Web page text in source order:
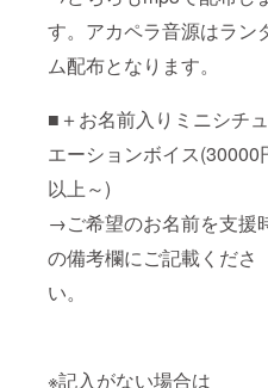
す。アカペラ音源はラン
ム配布となります。
■＋お名前入りミニシチュ
エーションボイス(30000
以上～)
→ご希望のお名前を支援
の備考欄にご記載くださ
い。
※記入がない場合は